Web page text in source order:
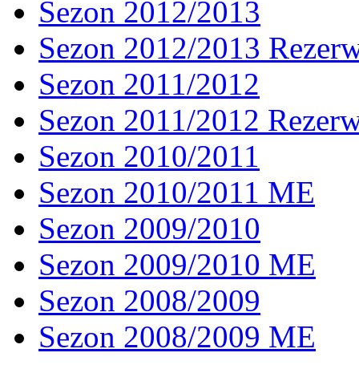
Sezon 2012/2013
Sezon 2012/2013
Sezon 2011/2012
Sezon 2011/2012
Sezon 2010/2011
Sezon 2010/2011 ME
Sezon 2009/2010
Sezon 2009/2010 ME
Sezon 2008/2009
Sezon 2008/2009 ME